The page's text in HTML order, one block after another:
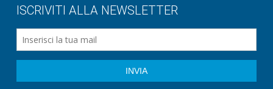
ISCRIVITI ALLA NEWSLETTER